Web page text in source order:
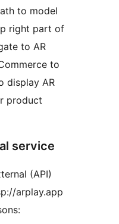
to model
right part of
to AR
to
display AR
product
service
(API)
arplay.app